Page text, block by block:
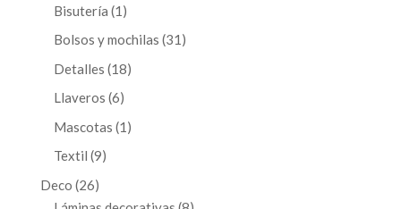
Bisutería 1 1
producto
Bolsos y mochilas 31 31
Detalles 1818
Llaveros 66
productos
Mascotas 1 1
Textil 99
Deco 2626